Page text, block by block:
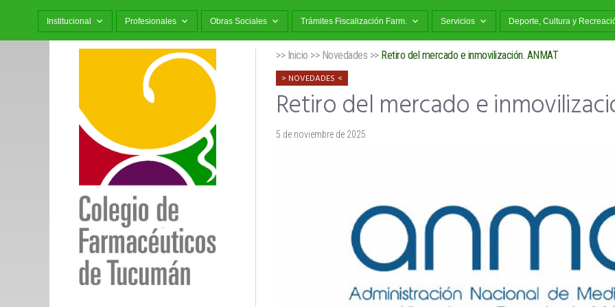
Institucional Profesionales Obras Sociales Trámites Fiscalización Farm. Servicios Deporte, Cultura y
>> Inicio >> Novedades >> Retiro del mercado e inmovilización. ANMAT
NOVEDADES
Retiro del mercado e
5 de noviembre de 2025